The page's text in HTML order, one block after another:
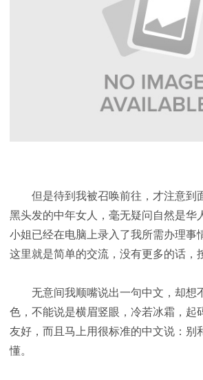
但是待到我被召唤前往，才注意到
黑头发的中年女人，毫无疑问自然是华
小姐已经在电脑上录入了我所需办理事
这里就是简单的交流，没有更多的话，
无意间我顺嘴说出一句中文，却想
色，不能说是横眉竖眼，冷若冰霜，起
友好，而且马上用很标准的中文说：别
懂。